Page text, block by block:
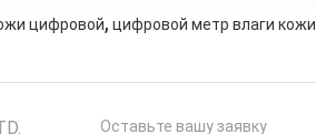
цифровой, цифровой метр влаги кожи
Оставьте вашу заявку